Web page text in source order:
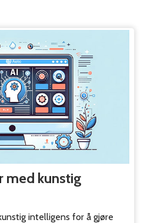
med kunstig
intelligens for å gjøre